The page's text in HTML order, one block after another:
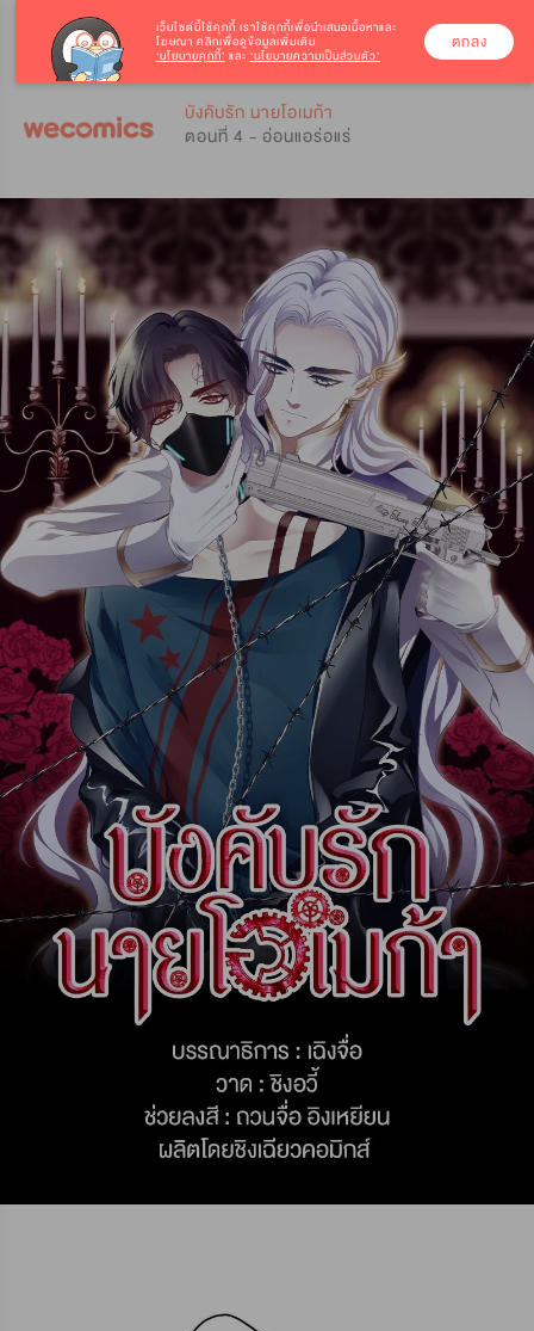
บังคับรัก นายโอเมก้า
ตอนที่ 4 - อ่อนแอร่อแร่
เว็บไซต์นี้ใช้คุกกี้ เราใช้คุกกี้เพื่อนำเสนอเนื้อหาและ
โฆษณา คลิกเพื่อดูข้อมูลเพิ่มเติม
‘นโยบายคุกกี้’ และ ‘นโยบายความเป็นส่วนตัว’
ตกลง